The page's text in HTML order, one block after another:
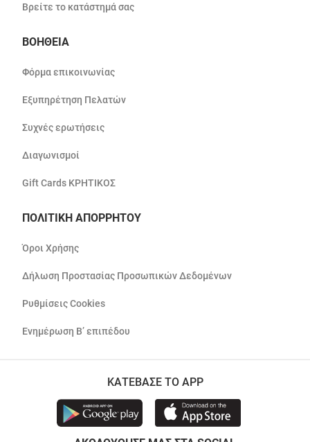
Βρείτε το κατάστημά σας
ΒΟΗΘΕΙΑ
Φόρμα επικοινωνίας
Εξυπηρέτηση Πελατών
Συχνές ερωτήσεις
Διαγωνισμοί
Gift Cards ΚΡΗΤΙΚΟΣ
ΠΟΛΙΤΙΚΗ ΑΠΟΡΡΗΤΟΥ
Όροι Χρήσης
Δήλωση Προστασίας Προσωπικών Δεδομένων
Ρυθμίσεις Cookies
Ενημέρωση Β’ επιπέδου
ΚΑΤΕΒΑΣΕ ΤΟ APP